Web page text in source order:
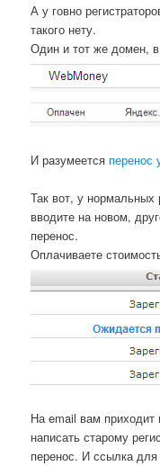
А у говно
такого нету.
Один и тот же домен,
И разумеется перенос
Так вот, у нормальных
вводите на новом,
перенос.
Оплачиваете
На email вам приходит
написать старому
перенос. И ссылка